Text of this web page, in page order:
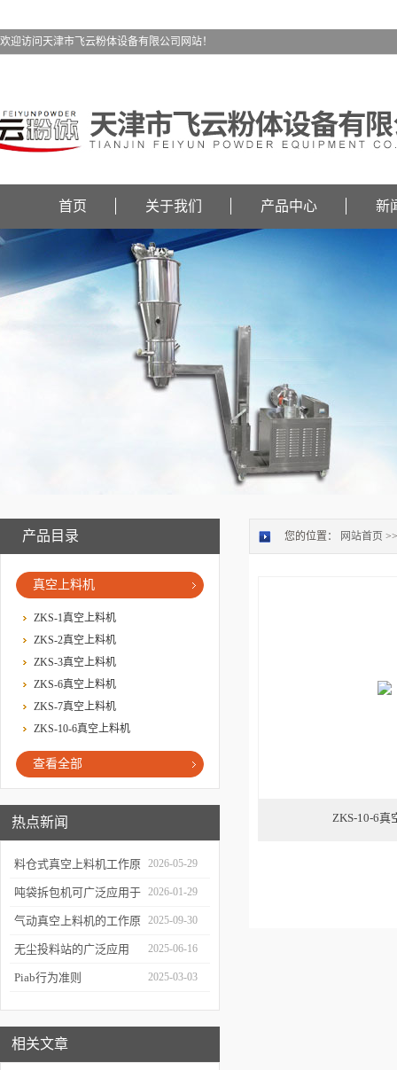
欢迎访问天津市飞云粉体设备有限公司网站！
首页 关于我们 产品中心 新
产品目录
真空上料机
ZKS-1真空上料机
ZKS-2真空上料机
ZKS-3真空上料机
ZKS-6真空上料机
ZKS-7真空上料机
ZKS-10-6真空上料机
查看全部
热点新闻
料仓式真空上料机工作原
理解析
2026-05-29
吨袋拆包机可广泛应用于
哪些行业？
2026-01-29
气动真空上料机的工作原
理与广泛应用
2025-09-30
无尘投料站的广泛应用 2025-06-16
Piab行为准则 2025-03-03
相关文章
您的位置： 网站首页
ZKS-10-6真